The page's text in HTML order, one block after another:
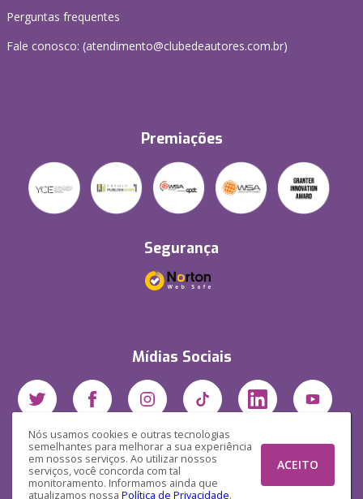
Nós usamos cookies e outras tecnologias
semelhantes para melhorar a sua experiência
em nossos serviços. Ao utilizar nossos
serviços, você concorda com tal
monitoramento. Informamos ainda que
atualizamos nossa Política de Privacidade.
ACEITO
Perguntas frequentes
Fale conosco: (atendimento@clubedeautores.com.br)
Premiações
Segurança
Mídias Sociais